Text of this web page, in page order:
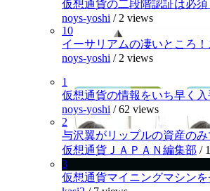
仮想通貨の二段階認証は必須
noys-yoshi / 2 views
10
イーサリアムの凄いところ
noys-yoshi / 2 views
1
仮想通貨の情報をいち早く入
noys-yoshi /62 views
2
与沢翼がリップルの資産の
仮想通貨ＪＡＰＡＮ編集部 /
3
仮想通貨マイニングマシンを